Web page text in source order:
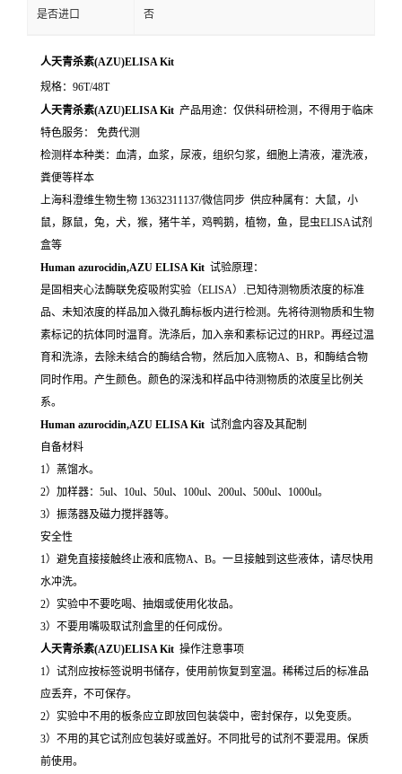
是否进口 否
人天青杀素(AZU)ELISA Kit
规格：96T/48T
人天青杀素(AZU)ELISA Kit 产品用途：仅供科研检测，不得用于临床
特色服务： 免费代测
检测样本种类：血清，血浆，尿液，组织匀浆，细胞上清液，灌洗液，
粪便等样本
上海科澄维生物生物 13632311137/微信同步 供应种属有：大鼠，小
鼠，豚鼠，兔，犬，猴，猪牛羊，鸡鸭鹅，植物，鱼，昆虫ELISA试剂
盒等
Human azurocidin,AZU ELISA Kit 试验原理：
是固相夹心法酶联免疫吸附实验（ELISA）.已知待测物质浓度的标准
品、未知浓度的样品加入微孔酶标板内进行检测。先将待测物质和生物
素标记的抗体同时温育。洗涤后，加入亲和素标记过的HRP。再经过温
育和洗涤，去除未结合的酶结合物，然后加入底物A、B，和酶结合物
同时作用。产生颜色。颜色的深浅和样品中待测物质的浓度呈比例关
系。
Human azurocidin,AZU ELISA Kit 试剂盒内容及其配制
自备材料
1）蒸馏水。
2）加样器：5ul、10ul、50ul、100ul、200ul、500ul、1000ul。
3）振荡器及磁力搅拌器等。
安全性
1）避免直接接触终止液和底物A、B。一旦接触到这些液体，请尽快用
水冲洗。
2）实验中不要吃喝、抽烟或使用化妆品。
3）不要用嘴吸取试剂盒里的任何成份。
人天青杀素(AZU)ELISA Kit 操作注意事项
1）试剂应按标签说明书储存，使用前恢复到室温。稀稀过后的标准品
应丢弃，不可保存。
2）实验中不用的板条应立即放回包装袋中，密封保存，以免变质。
3）不用的其它试剂应包装好或盖好。不同批号的试剂不要混用。保质
前使用。